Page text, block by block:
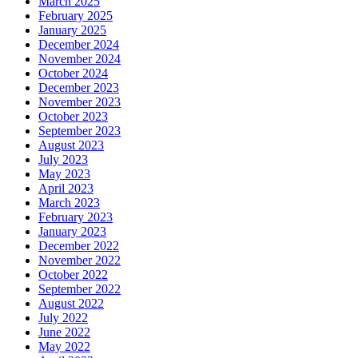
February 2025
January 2025
December 2024
November 2024
October 2024
December 2023
November 2023
October 2023
September 2023
August 2023
July 2023
May 2023
April 2023
March 2023
February 2023
January 2023
December 2022
November 2022
October 2022
September 2022
August 2022
July 2022
June 2022
May 2022